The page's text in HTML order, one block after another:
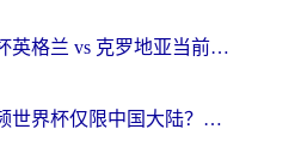
在国外看世界杯英格兰 vs 克罗地亚当前地区不可播放？这篇指南帮你搞定所有海外观赛难题
在海外看央视频世界杯仅限中国大陆？这篇指南帮你解锁中文解说+无卡顿直播